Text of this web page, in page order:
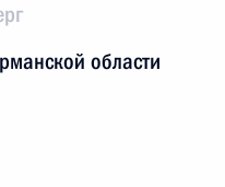
области